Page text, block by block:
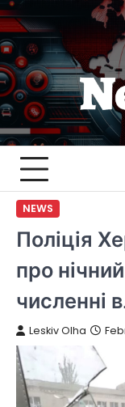
Skip
to
content
NEWS
Поліція
про
численні
Leskiv Olha